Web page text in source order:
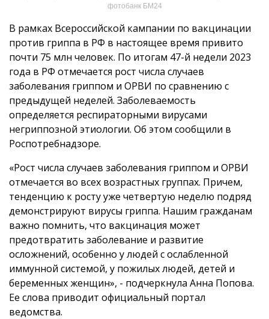
фотобанк БМ24
В рамках Всероссийской кампании по вакцинации
против гриппа в РФ в настоящее время привито
почти 75 млн человек. По итогам 47-й недели 2023
года в РФ отмечается рост числа случаев
заболевания гриппом и ОРВИ по сравнению с
предыдущей неделей. Заболеваемость
определяется респираторными вирусами
негриппозной этиологии. Об этом сообщили в
Роспотребнадзоре.
«Рост числа случаев заболевания гриппом и ОРВИ
отмечается во всех возрастных группах. Причем,
тенденцию к росту уже четвертую неделю подряд
демонстрируют вирусы гриппа. Нашим гражданам
важно помнить, что вакцинация может
предотвратить заболевание и развитие
осложнений, особенно у людей с ослабленной
иммунной системой, у пожилых людей, детей и
беременных женщин», - подчеркнула Анна Попова.
Ее слова приводит официальный портал
ведомства.